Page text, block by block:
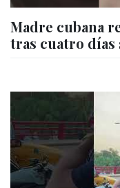
Madre cubana
tras cuatro días